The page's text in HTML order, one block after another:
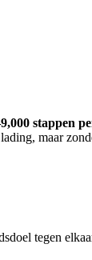
stappen
maar
tegen